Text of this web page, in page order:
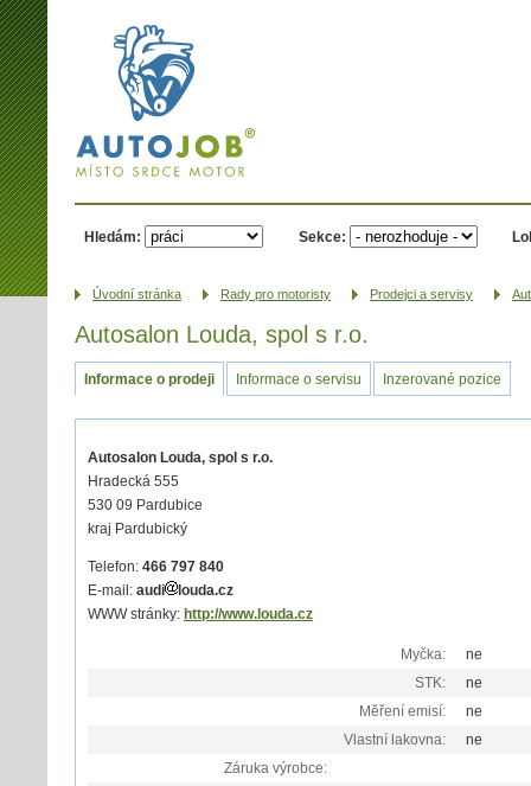
AUTOJOB.cz -
místo srdce
motor
Hledám: Sekce:
Úvodní­ stránka Rady pro motoristy Prodejci a servisy
Autosalon Louda, spol s r.o.
Informace o prodeji Informace o servisu Inzerované pozice
Autosalon Louda, spol s r.o.
Hradecká 555
530 09 Pardubice
kraj Pardubický
Telefon: 466 797 840
E-mail: audi
louda.cz
WWW stránky: http://www.louda.cz
Myčka:
ne
STK:
ne
Měření emisí:
ne
Vlastní lakovna:
ne
Záruka výrobce: